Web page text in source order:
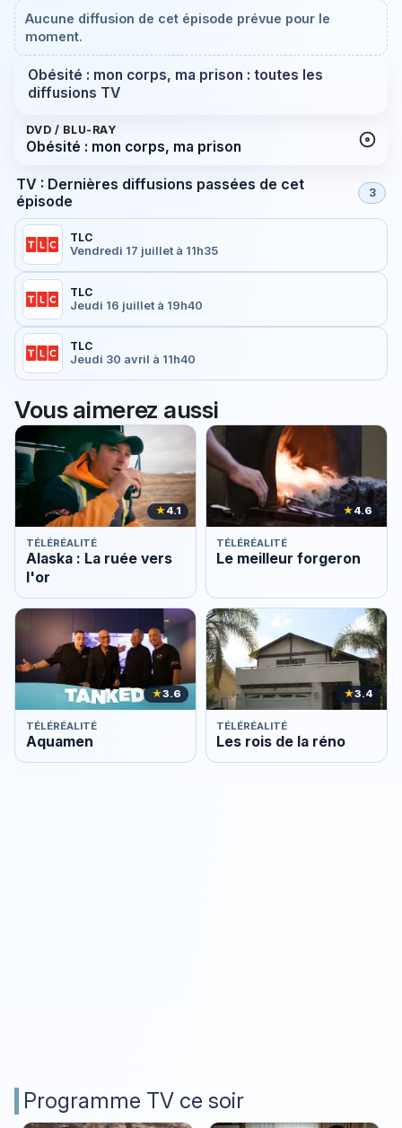
Aucune diffusion de cet épisode prévue pour le
moment.
Obésité : mon corps, ma prison : toutes les
diffusions TV
DVD / BLU-RAY
Obésité : mon corps, ma prison
TV : Dernières diffusions passées de cet
épisode
3
TLC
Vendredi 17 juillet à 11h35
TLC
Jeudi 16 juillet à 19h40
TLC
Jeudi 30 avril à 11h40
Vous aimerez aussi
★4.1
TÉLÉRÉALITÉ
Alaska : La ruée vers
l'or
★4.6
TÉLÉRÉALITÉ
Le meilleur forgeron
★3.6
TÉLÉRÉALITÉ
Aquamen
★3.4
TÉLÉRÉALITÉ
Les rois de la réno
Programme TV ce soir